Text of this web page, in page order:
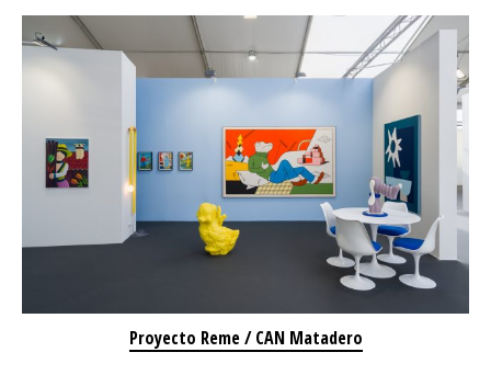
Proyecto Reme / CAN Matadero